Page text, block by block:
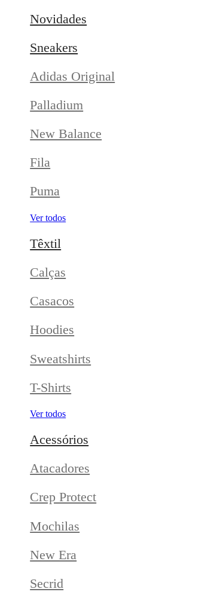
Novidades
Sneakers
Adidas Original
Palladium
New Balance
Fila
Puma
Ver todos
Têxtil
Calças
Casacos
Hoodies
Sweatshirts
T-Shirts
Ver todos
Acessórios
Atacadores
Crep Protect
Mochilas
New Era
Secrid